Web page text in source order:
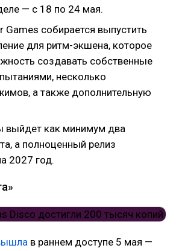
— с 18 по 24 мая.
Games собирается выпустить
для ритм-экшена, которое
создавать собственные
несколько
а также дополнительную
выйдет как минимум два
а полноценный релиз
2027 год.
в раннем доступе 5 мая —